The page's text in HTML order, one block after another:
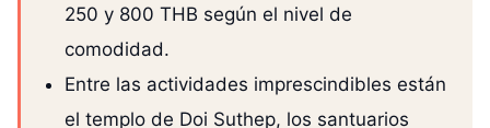
250 y 800 THB según el nivel de
comodidad.
Entre las actividades imprescindibles están
el templo de Doi Suthep, los santuarios